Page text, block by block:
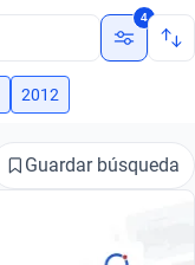
4
2012
Guardar búsqueda